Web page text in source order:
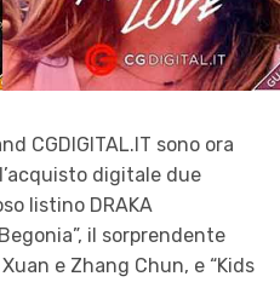
CGDIGITAL.IT sono ora
digitale due
listino DRAKA
”, il sorprendente
e Zhang Chun, e “Kids